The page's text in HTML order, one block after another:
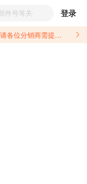
登录
车型等信息的填写要求各有不同。例如：亚马逊明确禁止在产品标题、卖点和描述中直接使用适配车型的年份、品牌和型号信息；请您仔细研究并熟悉所销售平台关于汽配产品上架销售的具体规则，如果因上架的汽配产品信息填写不符合所销售平台要求，产生违规/侵权等问题所造成的损失需您自行承担。